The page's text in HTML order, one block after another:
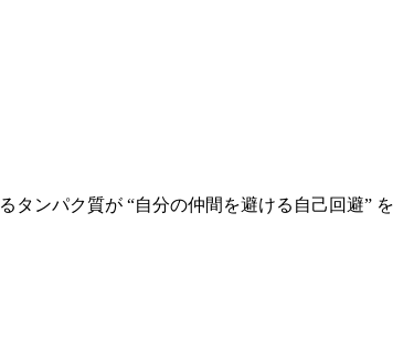
タンパク質が “自分の仲間を避ける自己回避” を